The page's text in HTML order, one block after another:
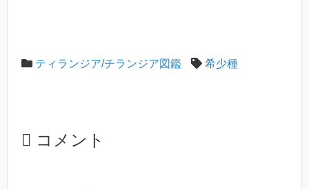
ティランジア/チランジア図鑑 希少種
コメント